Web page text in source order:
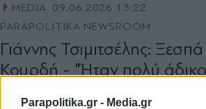
Parapolitika.gr - Media.gr
MEDIA 09.06.2026 13:22
PARAPOLITIKA NEWSROOM
Γιάννης Τσιμιτσέλης:
Κουρδή - "Ήταν πολύ
πέσιμο που 'έφαγα', γιατί